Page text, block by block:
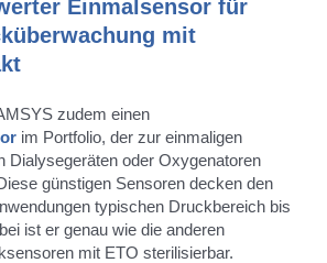
Einmalsensor für
mit
zudem einen
im Portfolio, der zur einmaligen
Dialysegeräten oder Oxygenatoren
günstigen Sensoren decken den
typischen Druckbereich bis
ist er genau wie die anderen
mit ETO sterilisierbar.